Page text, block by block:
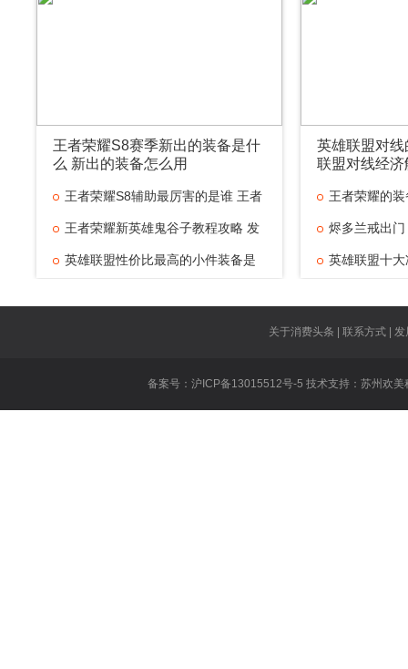
王者荣耀S8赛季新出的装备是什
么 新出的装备怎么用
王者荣耀S8辅助最厉害的是谁 王者
王者荣耀新英雄鬼谷子教程攻略 发
英雄联盟性价比最高的小件装备是
英雄联盟对
联盟对线经济
王者荣耀的
烬多兰戒出
英雄联盟十
王者荣耀技
王者荣耀遇
关于消费头条 | 联系方式 |
备案号：沪ICP备13015512号-5 技术支持： 苏州欢美